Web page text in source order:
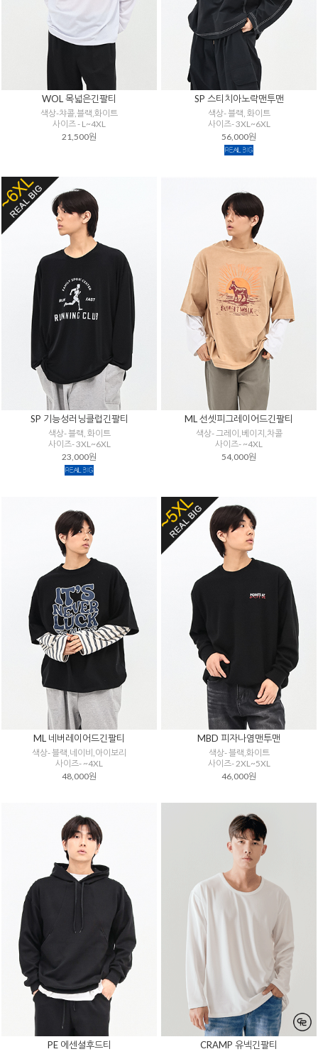
WOL 목넓은긴팔티
색상-챠콜,블랙,화이트
사이즈 - L~4XL
21,500원
SP 스티치아노락맨투맨
색상- 블랙, 화이트
사이즈- 3XL~6XL
56,000원
SP 기능성러닝클럽긴팔티
색상- 블랙, 화이트
사이즈- 3XL~6XL
23,000원
ML 선셋피그레이어드긴팔티
색상- 그레이,베이지,차콜
사이즈- ~4XL
54,000원
ML 네버레이어드긴팔티
색상- 블랙,네이비,아이보리
사이즈- ~4XL
48,000원
MBD 피자나염맨투맨
색상- 블랙,화이트
사이즈- 2XL~5XL
46,000원
PE 에센셜후드티 CRAMP 유넥긴팔티